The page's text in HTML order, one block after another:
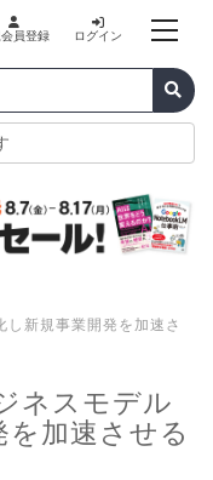
員登録 ログイン
新規事業開発を加速さ
ネスモデル
を加速させる